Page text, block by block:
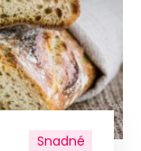
Snadné